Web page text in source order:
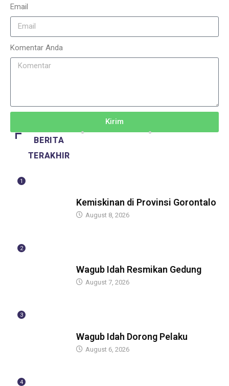
Email
Komentar Anda
Kirim
BERITA
TERAKHIR
1
Kemiskinan di Provinsi Gorontalo
August 8, 2026
2
Wagub Idah Resmikan Gedung
August 7, 2026
3
Wagub Idah Dorong Pelaku
August 6, 2026
4